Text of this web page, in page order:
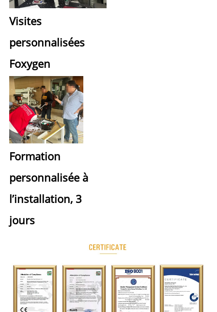
Visites
personnalisées
Foxygen
Formation
personnalisée à
l’installation, 3
jours